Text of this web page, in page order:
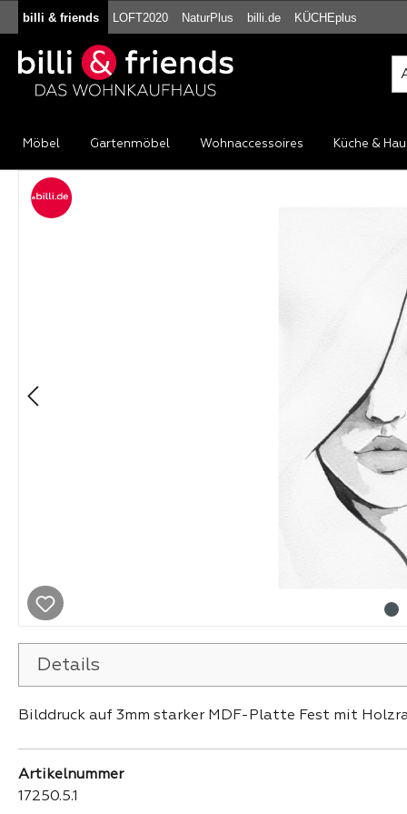
Hauptinhalt springen
Zur Suche springen
Zur Hauptnavigation springen
billi & friends LOFT2020 NaturPlus billi.de KÜCHEplus
Möbel Gartenmöbel Wohnaccessoires Küche &
Bildergalerie überspringen
Details
Bilddruck auf 3mm starker MDF-Platte Fest mit
Artikelnummer
17250.5.1